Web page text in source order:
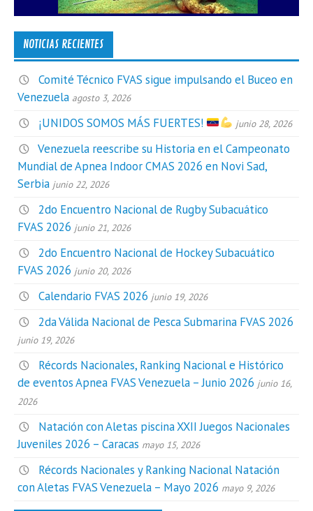
NOTICIAS RECIENTES
Comité Técnico FVAS sigue impulsando el Buceo en
Venezuela agosto 3, 2026
¡UNIDOS SOMOS MÁS FUERTES! junio 28, 2026
Venezuela reescribe su Historia en el Campeonato
Mundial de Apnea Indoor CMAS 2026 en Novi Sad,
Serbia junio 22, 2026
2do Encuentro Nacional de Rugby Subacuático
FVAS 2026 junio 21, 2026
2do Encuentro Nacional de Hockey Subacuático
FVAS 2026 junio 20, 2026
Calendario FVAS 2026 junio 19, 2026
2da Válida Nacional de Pesca Submarina FVAS 2026
junio 19, 2026
Récords Nacionales, Ranking Nacional e Histórico
de eventos Apnea FVAS Venezuela – Junio 2026 junio 16,
2026
Natación con Aletas piscina XXII Juegos Nacionales
Juveniles 2026 – Caracas mayo 15, 2026
Récords Nacionales y Ranking Nacional Natación
con Aletas FVAS Venezuela – Mayo 2026 mayo 9, 2026